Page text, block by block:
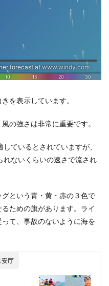
を表示しています。
の強さは非常に重要です。
ているとされていますが、
れないくらいの速さで流され
という青・黄・赤の３色で
ための旗があります。ライ
て、事故のないように海を
安庁